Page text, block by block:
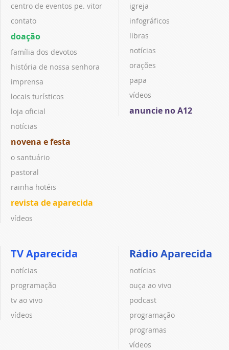
centro de eventos pe. vitor
contato
doação
família dos devotos
história de nossa senhora
imprensa
locais turísticos
loja oficial
notícias
novena e festa
o santuário
pastoral
rainha hotéis
revista de aparecida
vídeos
igreja
infográficos
libras
notícias
orações
papa
vídeos
anuncie no A12
TV Aparecida
notícias
programação
tv ao vivo
vídeos
Rádio Aparecida
notícias
ouça ao vivo
podcast
programação
programas
vídeos